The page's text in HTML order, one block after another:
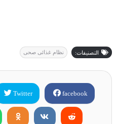
التصنيفات: نظام غذائى صحى
facebook
Twitter